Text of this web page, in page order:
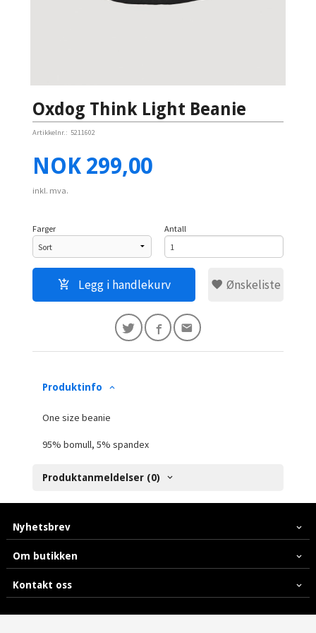
Oxdog Think Light Beanie
Artikkelnr.: 5211602
Pris
NOK 299,00
inkl. mva.
Farger Antall
Legg i handlekurv Ønskeliste
Produktinfo
One size beanie
95% bomull, 5% spandex
Produktanmeldelser (0)
Nyhetsbrev
Om butikken
Kontakt oss